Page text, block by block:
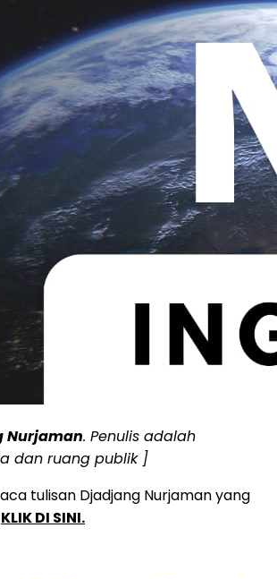
Nurjaman. Penulis adalah
dan ruang publik ]
tulisan Djadjang Nurjaman yang
KLIK DI SINI.